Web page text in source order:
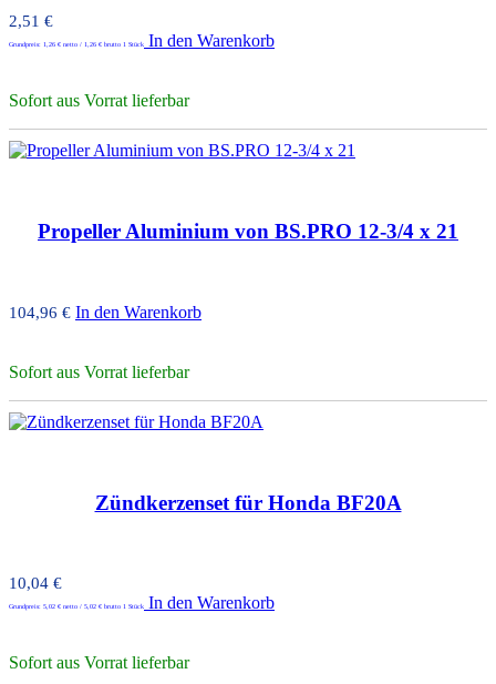
2,51 €
Grundpreis: 1,26 € netto / 1,26 € brutto 1 Stück In den Warenkorb
Sofort aus Vorrat lieferbar
Propeller Aluminium von BS.PRO 12-3/4 x 21
104,96 € In den Warenkorb
Sofort aus Vorrat lieferbar
Zündkerzenset für Honda BF20A
10,04 €
Grundpreis: 5,02 € netto / 5,02 € brutto 1 Stück In den Warenkorb
Sofort aus Vorrat lieferbar